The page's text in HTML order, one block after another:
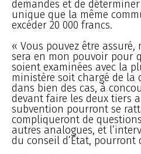
demandes et de
unique que la même
excéder 20 000 francs.
« Vous pouvez être
sera en mon pouvoir pour
soient examinées avec la
ministère soit chargé de
dans bien des cas, à
devant faire les deux tiers
subvention pourront se
compliqueront de
autres analogues, et
du conseil d’État, pourront